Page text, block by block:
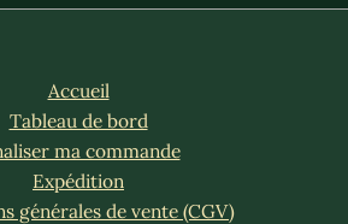
Accueil
Tableau de bord
ma commande
Expédition
générales de vente (CGV)